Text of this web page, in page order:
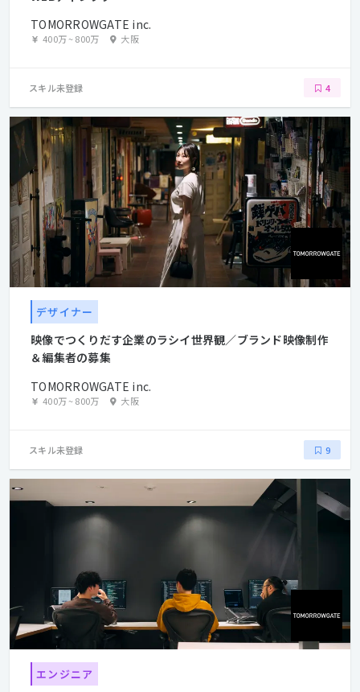
TOMORROWGATE inc.
400万~800万 大阪
スキル未登録 4
デザイナー
映像でつくりだす企業のラシイ世界観／ブランド映像制作
＆編集者の募集
TOMORROWGATE inc.
400万~800万 大阪
スキル未登録 9
エンジニア